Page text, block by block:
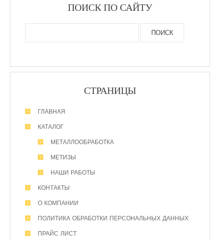
ПОИСК ПО САЙТУ
СТРАНИЦЫ
ГЛАВНАЯ
КАТАЛОГ
МЕТАЛЛООБРАБОТКА
МЕТИЗЫ
НАШИ РАБОТЫ
КОНТАКТЫ
О КОМПАНИИ
ПОЛИТИКА ОБРАБОТКИ ПЕРСОНАЛЬНЫХ ДАННЫХ
ПРАЙС ЛИСТ